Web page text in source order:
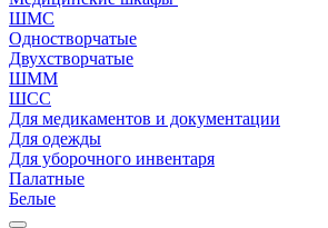
ШМС
Одностворчатые
Двухстворчатые
ШММ
ШСС
Для медикаментов и документации
Для одежды
Для уборочного инвентаря
Палатные
Белые